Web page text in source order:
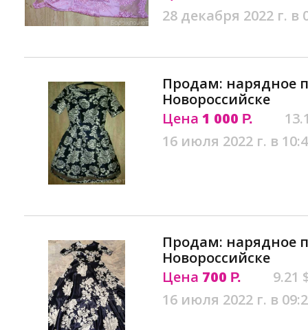
28 декабря 2022 г. в
Продам: нарядное
Новороссийске
Цена 1 000 Р.
16 июля 2022 г. в
Продам: нарядное
Новороссийске
Цена 700 Р.
9.21
16 июля 2022 г. в